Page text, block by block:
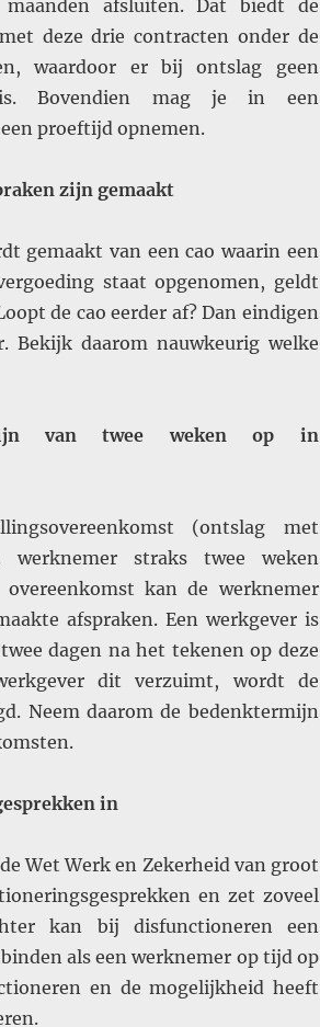
maanden afsluiten. Dat biedt de
deze drie contracten onder de
waardoor er bij ontslag geen
is. Bovendien mag je in een
proeftijd opnemen.
zijn gemaakt
gemaakt van een cao waarin een
staat opgenomen, geldt
de cao eerder af? Dan eindigen
Bekijk daarom nauwkeurig welke
van twee weken op in
(ontslag met
werknemer straks twee weken
kan de werknemer
afspraken. Een werkgever is
dagen na het tekenen op deze
dit verzuimt, wordt de
Neem daarom de bedenktermijn
in
Wet Werk en Zekerheid van groot
en zet zoveel
kan bij disfunctioneren een
als een werknemer op tijd op
en de mogelijkheid heeft